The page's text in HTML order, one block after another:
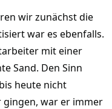
wir zunächst die
war es ebenfalls.
mit einer
Sand. Den Sinn
heute nicht
gingen, war er immer